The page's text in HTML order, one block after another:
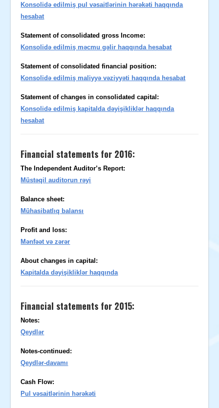
Konsolidə edilmiş pul vəsaitlərinin hərəkəti haqqında
hesabat
Statement of consolidated gross Income:
Konsolidə edilmiş məcmu gəlir haqqında hesabat
Statement of consolidated financial position:
Konsolidə edilmiş maliyyə vəziyyəti haqqında hesabat
Statement of changes in consolidated capital:
Konsolidə edilmiş kapitalda dəyişikliklər haqqında
hesabat
Financial statements for 2016:
The Independent Auditor’s Report:
Müstəqil auditorun rəyi
Balance sheet:
Mühasibatlıq balansı
Profit and loss:
Mənfəət və zərər
About changes in capital:
Kapitalda dəyişikliklər haqqında
Financial statements for 2015:
Notes:
Qeydlər
Notes-continued:
Qeydlər-davamı
Cash Flow:
Pul vəsaitlərinin hərəkəti